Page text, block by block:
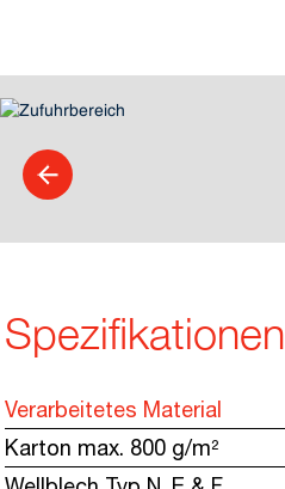
Spezifikationen
Verarbeitetes Material
Karton max. 800 g/m²